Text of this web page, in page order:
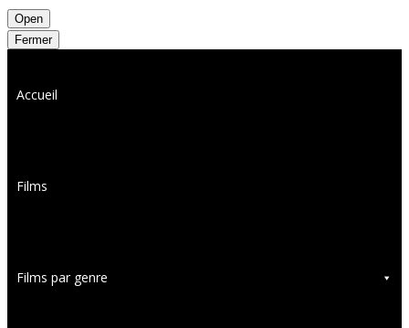
Open
Fermer
Accueil
Films
Films par genre